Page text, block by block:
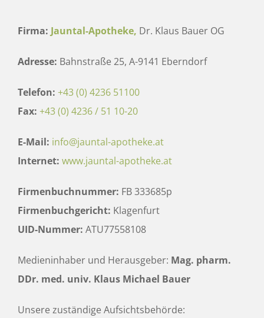
Firma: Jauntal-Apotheke, Dr. Klaus Bauer OG
Adresse: Bahnstraße 25, A-9141 Eberndorf
Telefon: +43 (0) 4236 51100
Fax: +43 (0) 4236 / 51 10-20
E-Mail: info@jauntal-apotheke.at
Internet: www.jauntal-apotheke.at
Firmenbuchnummer: FB 333685p
Firmenbuchgericht: Klagenfurt
UID-Nummer: ATU77558108
Medieninhaber und Herausgeber: Mag. pharm.
DDr. med. univ. Klaus Michael Bauer
Unsere zuständige Aufsichtsbehörde: